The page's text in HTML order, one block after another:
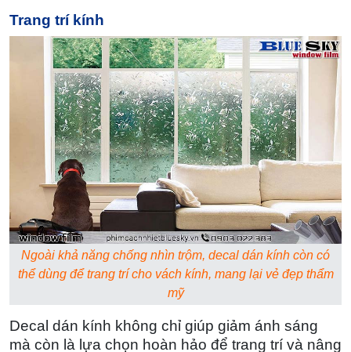
Trang trí kính
Ngoài khả năng chống nhìn trộm, decal dán kính còn có
thể dùng để trang trí cho vách kính, mang lại vẻ đẹp thẩm
mỹ
Decal dán kính không chỉ giúp giảm ánh sáng
mà còn là lựa chọn hoàn hảo để trang trí và nâng